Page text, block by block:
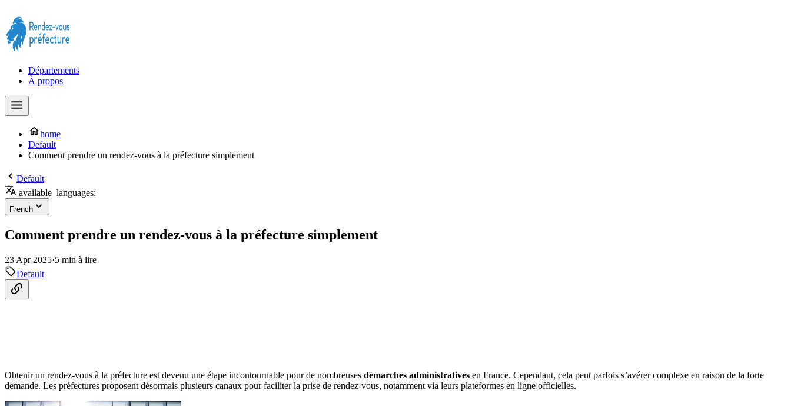
Départements
À propos
home
Default
Comment prendre un rendez-vous à la préfecture simplement
Default
available_languages:
French
Comment prendre un rendez-vous à la préfecture simplement
23 Apr 2025·5 min à lire
Default
Obtenir un rendez-vous à la préfecture est devenu une étape incontournable pour de nombreuses démarches administratives en France. Cependant, cela peut parfois s’avérer complexe en raison de la forte
demande. Les préfectures proposent désormais plusieurs canaux pour faciliter la prise de rendez-vous, notamment via leurs plateformes en ligne officielles.